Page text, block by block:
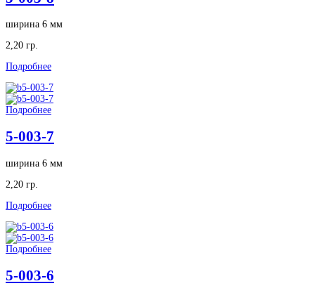
ширина 6 мм
2,20 гр.
Подробнее
Подробнее
5-003-7
ширина 6 мм
2,20 гр.
Подробнее
Подробнее
5-003-6